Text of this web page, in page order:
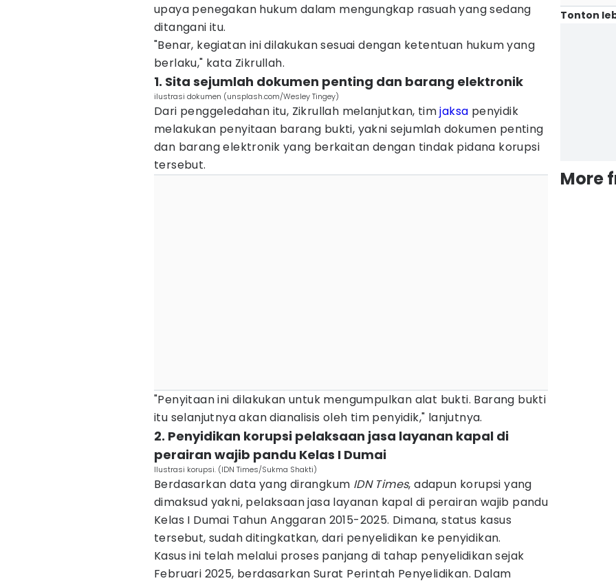
upaya penegakan hukum dalam mengungkap rasuah yang sedang
ditangani itu.
"Benar, kegiatan ini dilakukan sesuai dengan ketentuan hukum yang
berlaku," kata Zikrullah.
1. Sita sejumlah dokumen penting dan barang elektronik
ilustrasi dokumen (unsplash.com/Wesley Tingey)
Dari penggeledahan itu, Zikrullah melanjutkan, timjaksa penyidik
melakukan penyitaan barang bukti, yakni sejumlah dokumen penting
dan barang elektronik yang berkaitan dengan tindak pidana korupsi
tersebut.
"Penyitaan ini dilakukan untuk mengumpulkan alat bukti. Barang bukti
itu selanjutnya akan dianalisis oleh tim penyidik," lanjutnya.
2. Penyidikan korupsi pelaksaan jasa layanan kapal di
perairan wajib pandu Kelas I Dumai
Ilustrasi korupsi. (IDN Times/Sukma Shakti)
Berdasarkan data yang dirangkum IDN Times, adapun korupsi yang
dimaksud yakni, pelaksaan jasa layanan kapal di perairan wajib pandu
Kelas I Dumai Tahun Anggaran 2015-2025. Dimana, status kasus
tersebut, sudah ditingkatkan, dari penyelidikan ke penyidikan.
Kasus ini telah melalui proses panjang di tahap penyelidikan sejak
Februari 2025, berdasarkan Surat Perintah Penyelidikan. Dalam
Tonton
More